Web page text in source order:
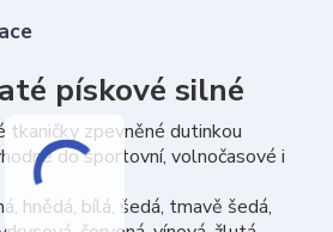
pískové silné
tkaničky zpevněné dutinkou
do sportovní, volnočasové i
hnědá, bílá, šedá, tmavě šedá,